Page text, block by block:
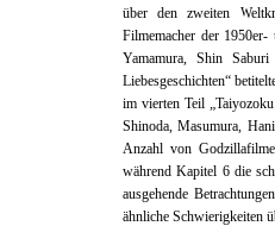
über den zweiten
Filmemacher der 1950er-
Yamamura, Shin
Liebesgeschichten“
im vierten Teil
Shinoda, Masumura,
Anzahl von
während Kapitel 6 die
ausgehende
ähnliche Schwierigkeiten